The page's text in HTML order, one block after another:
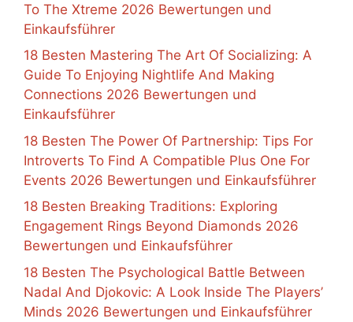
To The Xtreme 2026 Bewertungen und
Einkaufsführer
18 Besten Mastering The Art Of Socializing: A
Guide To Enjoying Nightlife And Making
Connections 2026 Bewertungen und
Einkaufsführer
18 Besten The Power Of Partnership: Tips For
Introverts To Find A Compatible Plus One For
Events 2026 Bewertungen und Einkaufsführer
18 Besten Breaking Traditions: Exploring
Engagement Rings Beyond Diamonds 2026
Bewertungen und Einkaufsführer
18 Besten The Psychological Battle Between
Nadal And Djokovic: A Look Inside The Players’
Minds 2026 Bewertungen und Einkaufsführer